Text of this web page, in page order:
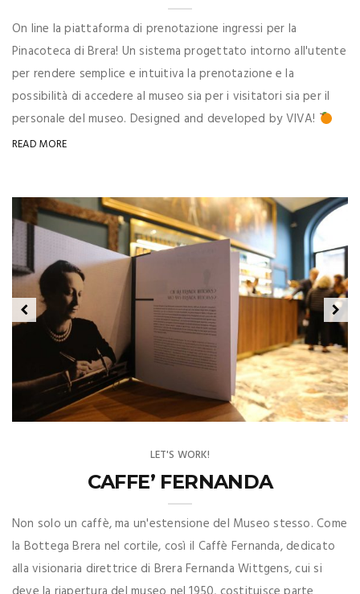
On line la piattaforma di prenotazione ingressi per la
Pinacoteca di Brera! Un sistema progettato intorno all'utente
per rendere semplice e intuitiva la prenotazione e la
possibilità di accedere al museo sia per i visitatori sia per il
personale del museo. Designed and developed by VIVA!
READ MORE
LET'S WORK!
CAFFE’ FERNANDA
Non solo un caffè, ma un'estensione del Museo stesso. Come
la Bottega Brera nel cortile, così il Caffè Fernanda, dedicato
alla visionaria direttrice di Brera Fernanda Wittgens, cui si